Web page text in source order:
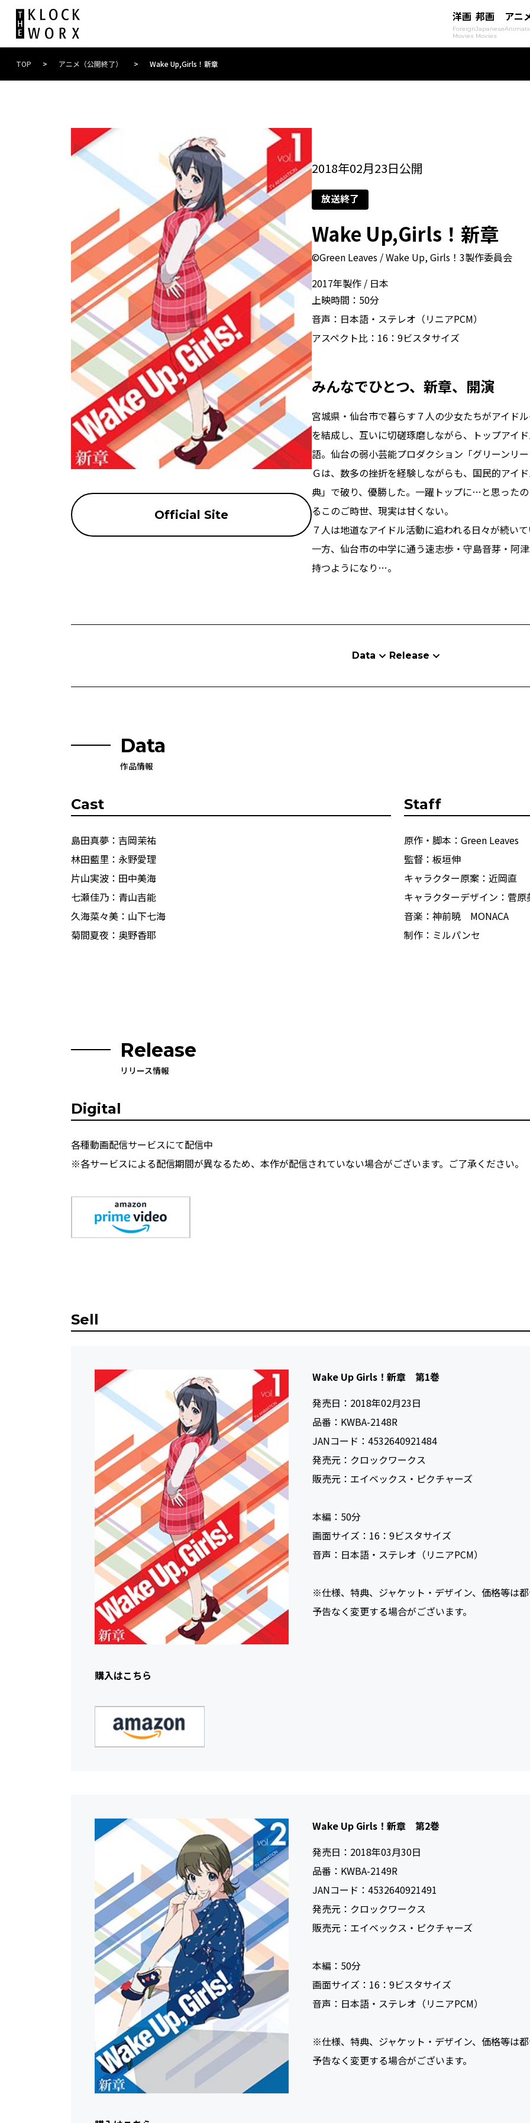
洋画
Foreign
Movies
邦画
Japanese
Movies
アニ
TOP > アニメ（公開終了） > Wake Up,Girls！新章
Official Site
2018年02月23日公開
放送終了
Wake Up,Girls！新章
©Green Leaves / Wake Up, Girls！3製作委員会
2017年製作
日本
上映時間： 50分
音声： 日本語・ステレオ（リニアPCM）
アスペクト比： 16：9ビスタサイズ
みんなでひとつ、新章、開演
宮城県・仙台市で暮らす７人の少女たちがアイド
を結成し、互いに切磋琢磨しながら、トップアイ
語。仙台の弱小芸能プロダクション「グリーンリ
Ｇは、数多の挫折を経験しながらも、国民的アイ
典」で破り、優勝した。一躍トップに…と思った
るこのご時世、現実は甘くない。
７人は地道なアイドル活動に追われる日々が続い
一方、仙台市の中学に通う速志歩・守島音芽・阿
持つようになり…。
Data Release
Data
作品情報
Cast
島田真夢：吉岡茉祐
林田藍里：永野愛理
片山実波：田中美海
七瀬佳乃：青山吉能
久海菜々美：山下七海
菊間夏夜：奥野香耶
Staff
原作・脚本：Green Leaves
監督：板垣伸
キャラクター原案：近岡直
キャラクターデザイン：菅原
音楽：神前暁 MONACA
制作：ミルパンセ
Release
リリース情報
Digital
各種動画配信サービスにて配信中
※各サービスによる配信期間が異なるため、本作が配信されていない場合がございます。ご了承ください。
Sell
Wake Up Girls！新章 第1巻
発売日： 2018年02月23日
品番： KWBA-2148R
JANコード： 4532640921484
発売元： クロックワークス
販売元： エイベックス・ピクチャーズ
本編： 50
画面サイズ： 16：9ビスタサイズ
音声： 日本語・ステレオ（リニアPCM）
※仕様、特典、ジャケット・デザイン、価格等は
予告なく変更する場合がございます。
購入はこちら
Wake Up Girls！新章 第2巻
発売日： 2018年03月30日
品番： KWBA-2149R
JANコード： 4532640921491
発売元： クロックワークス
販売元： エイベックス・ピクチャーズ
本編： 50
画面サイズ： 16：9ビスタサイズ
音声： 日本語・ステレオ（リニアPCM）
※仕様、特典、ジャケット・デザイン、価格等は
予告なく変更する場合がございます。